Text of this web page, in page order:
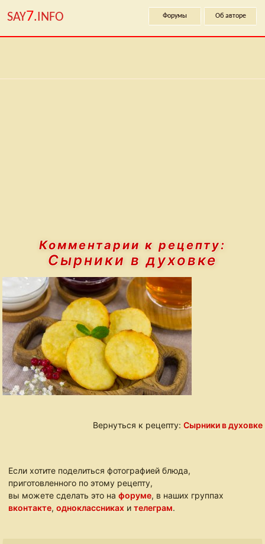
SAY7.INFO Форумы Об авторе
Комментарии к рецепту:
Сырники в духовке
Вернуться к рецепту: Сырники в духовке
Если хотите поделиться фотографией блюда,
приготовленного по этому рецепту,
вы можете сделать это нафоруме, в наших группах
вконтакте,одноклассниках ителеграм.